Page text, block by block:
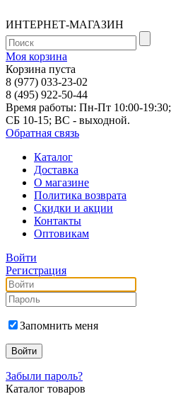
ИНТЕРНЕТ-МАГАЗИН
Моя корзина
Корзина пуста
8 (977) 033-23-02
8 (495) 922-50-44
Время работы: Пн-Пт 10:00-19:30;
СБ 10-15; ВС - выходной.
Обратная связь
Каталог
Доставка
О магазине
Политика возврата
Скидки и акции
Контакты
Оптовикам
Войти
Регистрация
Запомнить меня
Забыли пароль?
Каталог товаров